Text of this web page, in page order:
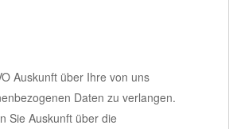
Auskunft über Ihre von uns
Daten zu verlangen.
Sie Auskunft über die